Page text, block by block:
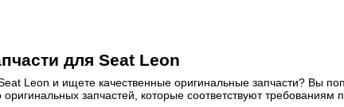
для Seat Leon
Leon и ищете качественные оригинальные запчасти? Вы
запчастей, которые соответствуют